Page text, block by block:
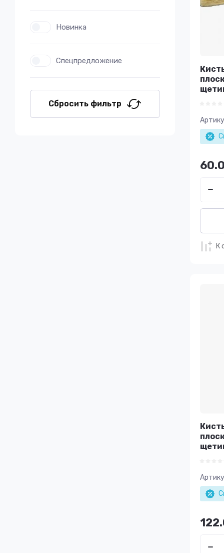
Новинка
Спецпредложение
Сбросить фильтр
К